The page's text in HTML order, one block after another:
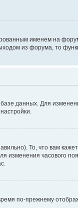
именем на
из форума, то
данных. Для
То, что вам
изменения часового
по-прежнему